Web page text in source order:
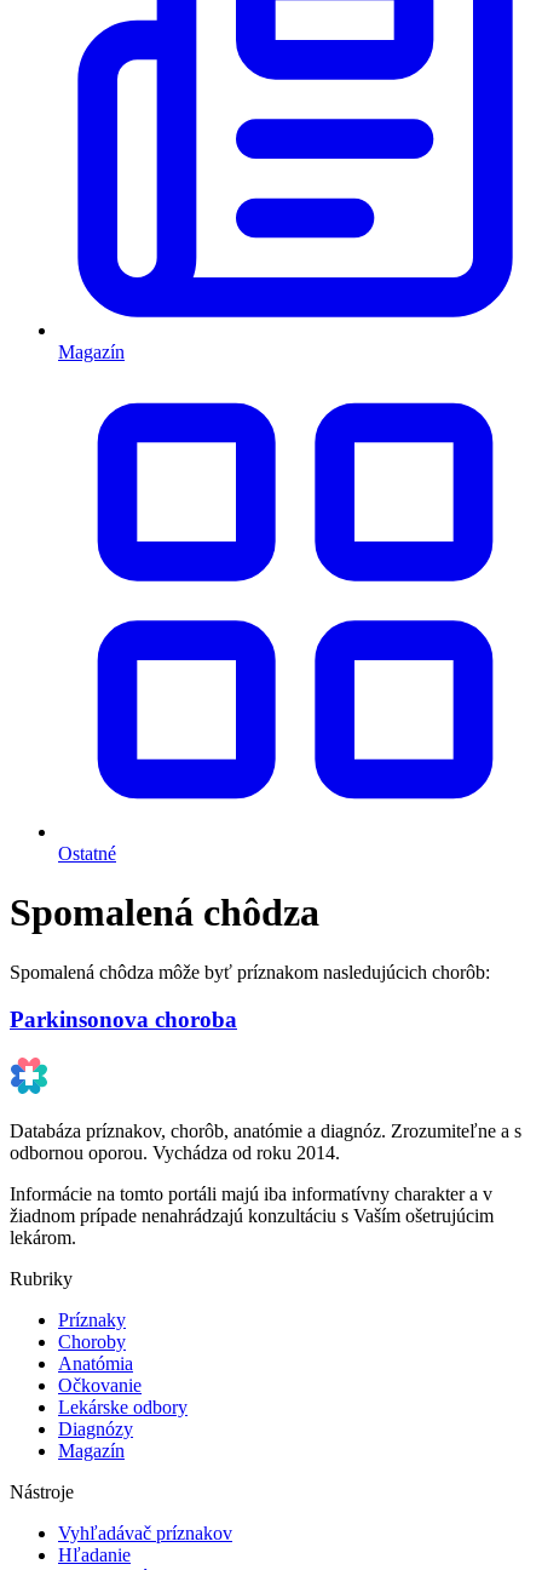
Magazín
Ostatné
Spomalená chôdza
Spomalená chôdza môže byť príznakom nasledujúcich chorôb:
Parkinsonova choroba
Databáza príznakov, chorôb, anatómie a diagnóz. Zrozumiteľne a s
odbornou oporou. Vychádza od roku 2014.
Informácie na tomto portáli majú iba informatívny charakter a v
žiadnom prípade nenahrádzajú konzultáciu s Vaším ošetrujúcim
lekárom.
Rubriky
Príznaky
Choroby
Anatómia
Očkovanie
Lekárske odbory
Diagnózy
Magazín
Nástroje
Vyhľadávač príznakov
Hľadanie